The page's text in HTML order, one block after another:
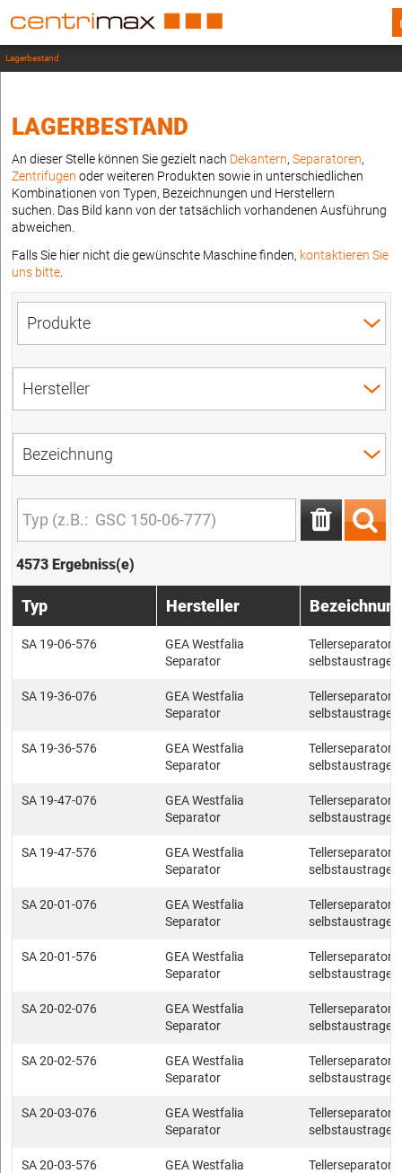
Lagerbestand
LAGERBESTAND
An dieser Stelle können Sie gezielt nach Dekantern, Separatoren,
Zentrifugen oder weiteren Produkten sowie in unterschiedlichen
Kombinationen von Typen, Bezeichnungen und Herstellern
suchen. Das Bild kann von der tatsächlich vorhandenen Ausführung
abweichen.
Falls Sie hier nicht die gewünschte Maschine finden, kontaktieren Sie
uns bitte
4573 Ergebniss(e)
Typ Hersteller
SA 19-06-576
GEA Westfalia
Separator
SA 19-36-076
GEA Westfalia
Separator
SA 19-36-576
GEA Westfalia
Separator
SA 19-47-076
GEA Westfalia
Separator
SA 19-47-576
GEA Westfalia
Separator
SA 20-01-076
GEA Westfalia
Separator
SA 20-01-576
GEA Westfalia
Separator
SA 20-02-076
GEA Westfalia
Separator
SA 20-02-576
GEA Westfalia
Separator
SA 20-03-076
GEA Westfalia
Separator
SA 20-03-576
GEA Westfalia